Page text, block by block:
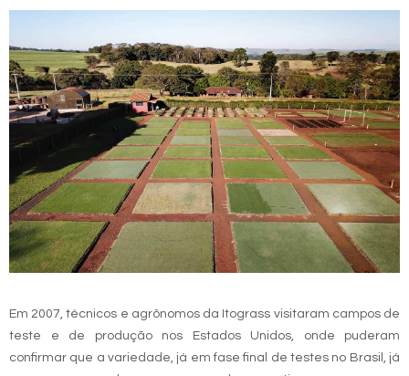
Em 2007, técnicos e agrônomos da Itograss visitaram campos de
teste e de produção nos Estados Unidos, onde puderam
confirmar que a variedade, já em fase final de testes no Brasil, já